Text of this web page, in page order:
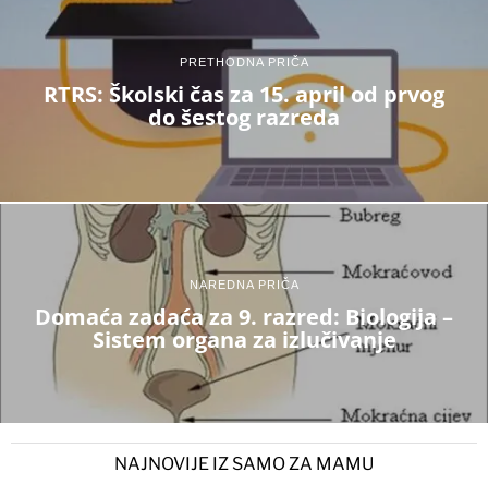
PRETHODNA PRIČA
RTRS: Školski čas za 15. april od prvog
do šestog razreda
NAREDNA PRIČA
Domaća zadaća za 9. razred: Biologija –
Sistem organa za izlučivanje
NAJNOVIJE IZ SAMO ZA MAMU